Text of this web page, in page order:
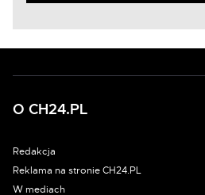
O CH24.PL
Redakcja
Reklama na stronie CH24.PL
W mediach